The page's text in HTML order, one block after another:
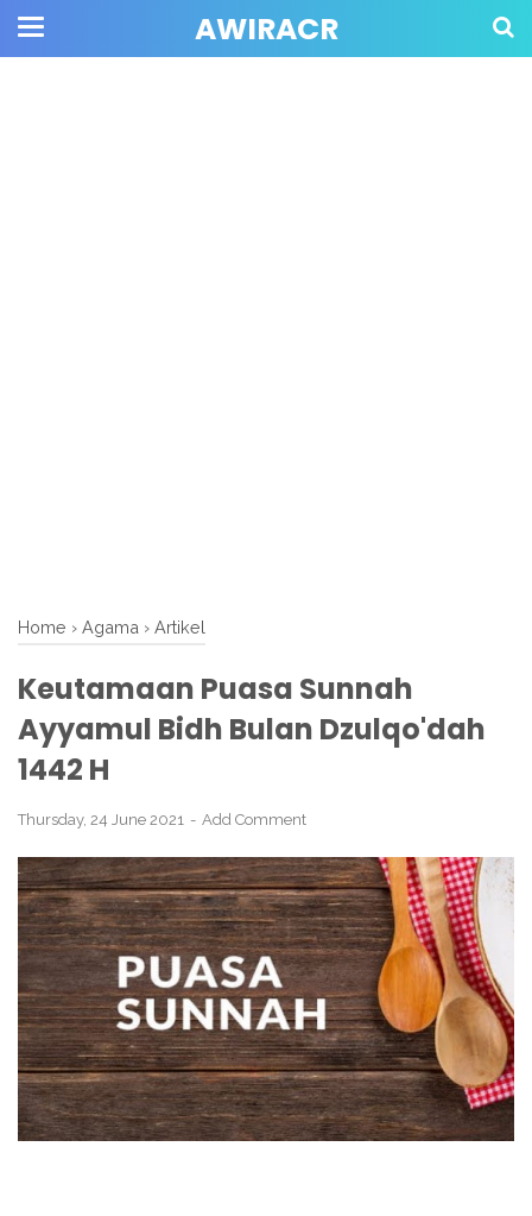
AWIRACR
Home › Agama › Artikel
Keutamaan Puasa Sunnah
Ayyamul Bidh Bulan Dzulqo'dah
1442 H
Thursday, 24 June 2021 Add Comment